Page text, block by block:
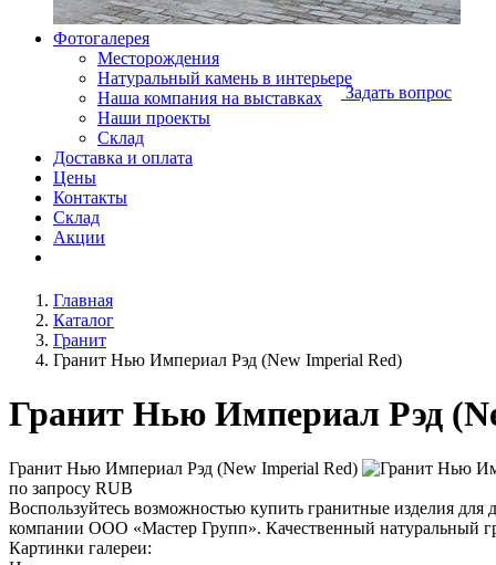
Фотогалерея
Месторождения
Натуральный камень в интерьере
Наша компания на выставках
Наши проекты
Склад
Доставка и оплата
Цены
Контакты
Склад
Акции
Задать вопрос
Главная
Каталог
Гранит
Гранит Нью Империал Рэд (New Imperial Red)
Гранит Нью Империал Рэд
Гранит Нью Империал Рэд (New Imperial Red)
по запросу RUB
Воспользуйтесь возможностью купить гранитные изделия
компании ООО «Мастер Групп». Качественный натуральный
Картинки галереи: